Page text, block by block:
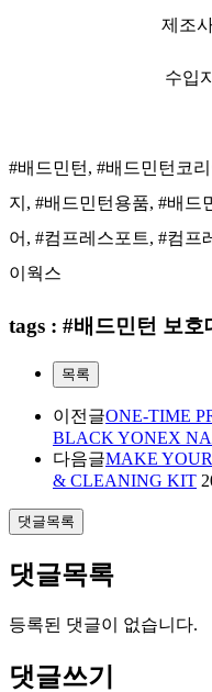
제조
수입
#배드민턴, #배드민턴코
지, #배드민턴용품, #배드
어, #컴프레스포트, #컴프
이웍스
tags : #배드민턴 보호
목록
이전글ONE-TIME
BLACK YONEX
다음글MAKE
& CLEANING KIT
댓글목록
댓글목록
등록된 댓글이 없습니다.
댓글쓰기